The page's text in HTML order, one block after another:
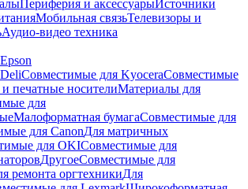
Периферия и аксессуарыИсточники
Мобильная связьТелевизоры и
Аудио-видео техника
Совместимые для KyoceraСовместимые
печатные носителиМатериалы для
для
Малоформатная бумагаСовместимые для
для CanonДля матричных
для OKIСовместимые для
ДругоеСовместимые для
ремонта оргтехникиДля